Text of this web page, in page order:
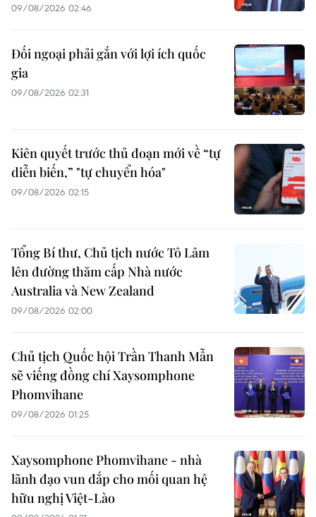
09/08/2026 02:46
Đối ngoại phải gắn với lợi ích quốc
gia
09/08/2026 02:31
Kiên quyết trước thủ đoạn mới về “tự
diễn biến,” "tự chuyển hóa"
09/08/2026 02:15
Tổng Bí thư, Chủ tịch nước Tô Lâm
lên đường thăm cấp Nhà nước
Australia và New Zealand
09/08/2026 02:00
Chủ tịch Quốc hội Trần Thanh Mẫn
sẽ viếng đồng chí Xaysomphone
Phomvihane
09/08/2026 01:25
Xaysomphone Phomvihane - nhà
lãnh đạo vun đắp cho mối quan hệ
hữu nghị Việt-Lào